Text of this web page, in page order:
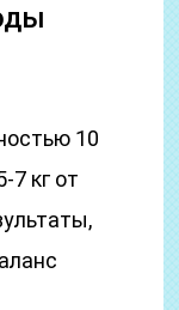
10
кг от